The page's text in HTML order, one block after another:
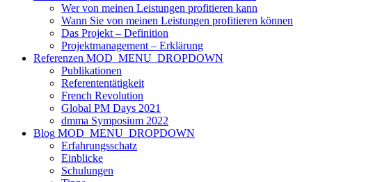
Wer von meinen Leistungen profitieren kann
Wann Sie von meinen Leistungen profitieren können
Das Projekt – Definition
Projektmanagement – Erklärung
Referenzen MOD_MENU_DROPDOWN
Publikationen
Referententätigkeit
French Revolution
Global PM Days 2021
dmma Symposium 2022
Blog MOD_MENU_DROPDOWN
Erfahrungsschatz
Einblicke
Schulungen